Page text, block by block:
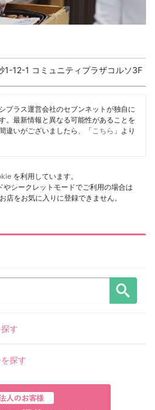
1-12-1 コミュニティプラザコルソ3F
プラス運営会社のセブンネットが独自に
。最新情報と異なる可能性があることを
違いがございましたら、「 こちら 」より
を利用しています。
シークレットモードでご利用の場合は
をお気に入りに登録できません。
す
探す